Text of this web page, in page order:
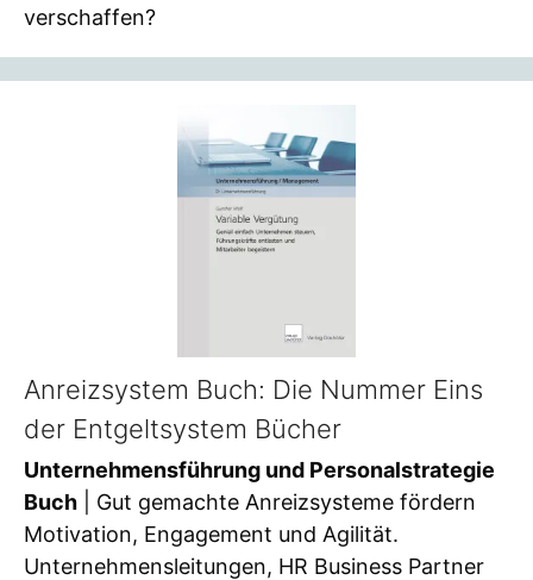
verschaffen?
Anreizsystem Buch: Die Nummer Eins
der Entgeltsystem Bücher
Unternehmensführung und Personalstrategie
Buch | Gut gemachte Anreizsysteme fördern
Motivation, Engagement und Agilität.
Unternehmensleitungen, HR Business Partner